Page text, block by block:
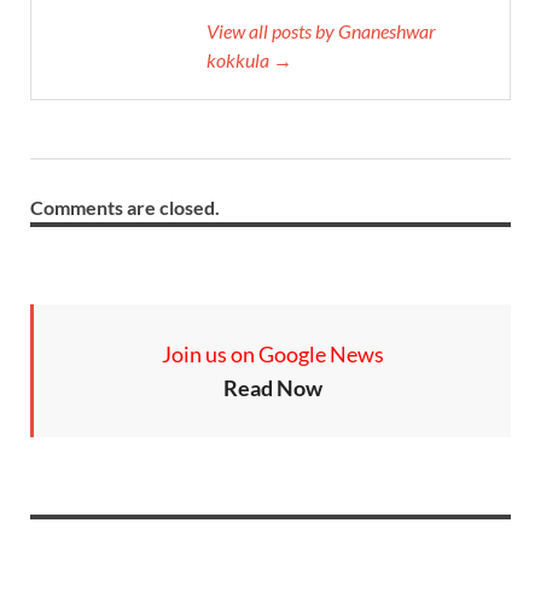
View all posts by Gnaneshwar
kokkula →
Comments are closed.
Join us on Google News
Read Now